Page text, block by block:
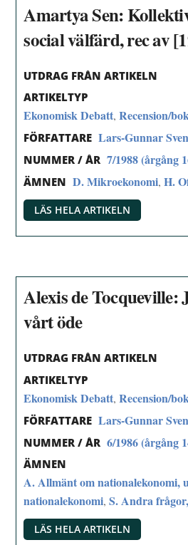
Amartya Sen:
social välfärd, rec av
UTDRAG FRÅN ARTIKELN
ARTIKELTYP
Ekonomisk Debatt,Recension/
FÖRFATTARE Lars-Gunnar
NUMMER / ÅR 7/1988 (årgång
ÄMNEN D. Mikroekonomi,H.
LÄS HELA ARTIKELN
Alexis de Tocqueville:
vårt öde
UTDRAG FRÅN ARTIKELN
ARTIKELTYP
Ekonomisk Debatt,Recension/
FÖRFATTARE Lars-Gunnar
NUMMER / ÅR 6/1986 (årgång
ÄMNEN
A. Allmänt om nationalekonomi,
nationalekonomi,S. Andra
LÄS HELA ARTIKELN